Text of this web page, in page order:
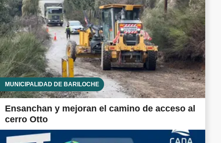
MUNICIPALIDAD DE BARILOCHE
Ensanchan y mejoran el camino de acceso al
cerro Otto